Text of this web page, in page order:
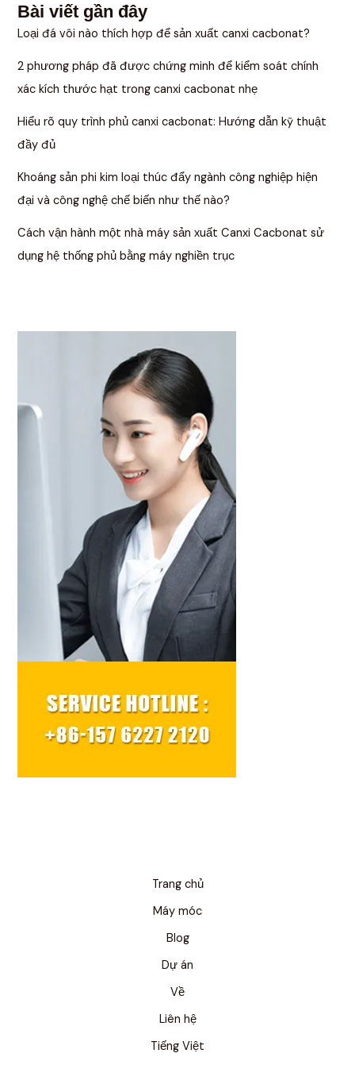
Bài viết gần đây
Loại đá vôi nào thích hợp để sản xuất canxi cacbonat?
2 phương pháp đã được chứng minh để kiểm soát chính
xác kích thước hạt trong canxi cacbonat nhẹ
Hiểu rõ quy trình phủ canxi cacbonat: Hướng dẫn kỹ thuật
đầy đủ
Khoáng sản phi kim loại thúc đẩy ngành công nghiệp hiện
đại và công nghệ chế biến như thế nào?
Cách vận hành một nhà máy sản xuất Canxi Cacbonat sử
dụng hệ thống phủ bằng máy nghiền trục
Trang chủ
Máy móc
Blog
Dự án
Về
Liên hệ
Tiếng Việt